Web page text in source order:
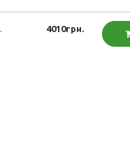
4010грн.